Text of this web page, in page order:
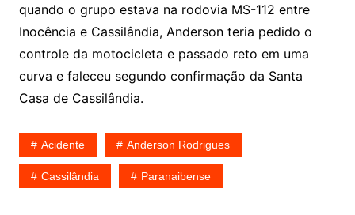
quando o grupo estava na rodovia MS-112 entre
Inocência e Cassilândia, Anderson teria pedido o
controle da motocicleta e passado reto em uma
curva e faleceu segundo confirmação da Santa
Casa de Cassilândia.
Acidente Anderson Rodrigues
Cassilândia Paranaibense